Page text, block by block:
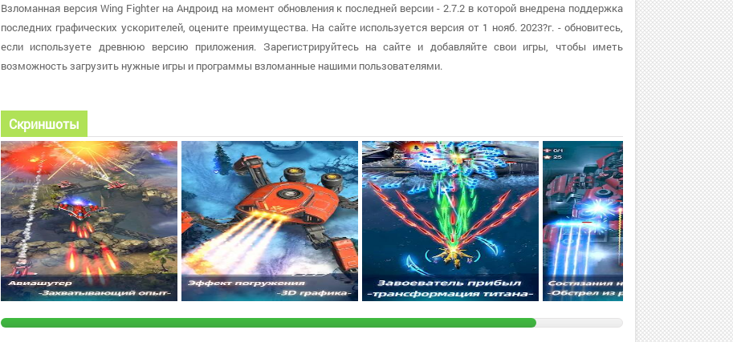
Взломанная версия Wing Fighter на Андроид на момент обновления к последней версии - 2.7.2 в которой внедрена поддержка
последних графических ускорителей, оцените преимущества. На сайте используется версия от 1 нояб. 2023?г. - обновитесь,
если используете древнюю версию приложения. Зарегистрируйтесь на сайте и добавляйте свои игры, чтобы иметь
возможность загрузить нужные игры и программы взломанные нашими пользователями.
Скриншоты